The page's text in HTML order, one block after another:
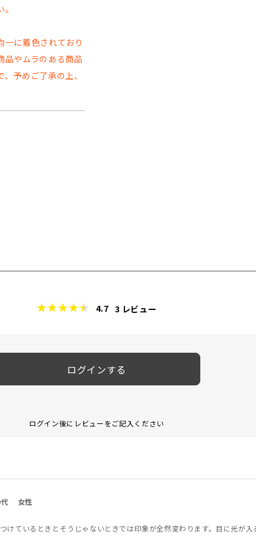
一に着色されており
品やムラのある商品
予めご了承の上、
4.7 3 レビュー
ログインする
ログイン後にレビューをご記入ください
女性
ているときとそうじゃないときでは印象が全然変わります。目に光が入